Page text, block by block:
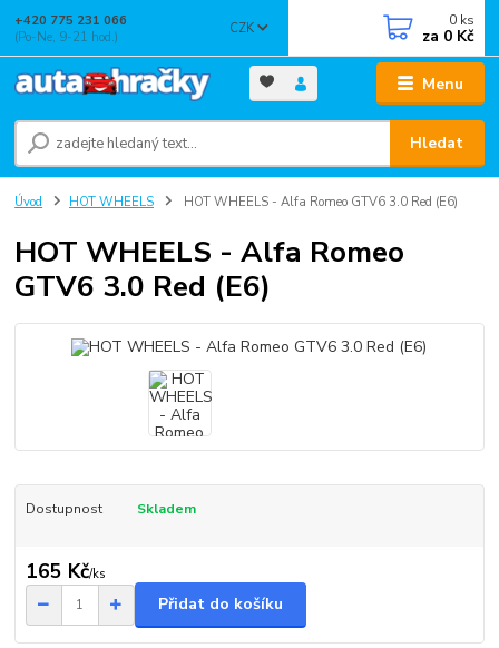
Menu
CZK
Hledat
+420 775 231 066
(Po-Ne, 9-21 hod.)
0 ks
za 0 Kč
Úvod HOT WHEELS HOT WHEELS - Alfa Romeo GTV6 3.0 Red (E6)
HOT WHEELS - Alfa Romeo
GTV6 3.0 Red (E6)
Dostupnost Skladem
165 Kč/ks
Přidat do košíku